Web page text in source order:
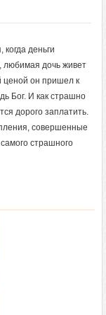
деньги
любимая дочь живет
ценой он пришел к
Бог. И как страшно
дорого заплатить.
совершенные
страшного